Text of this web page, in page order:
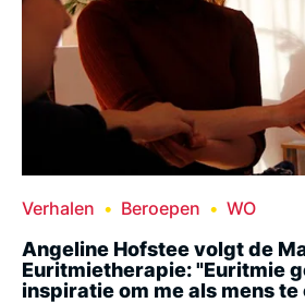
Verhalen Beroepen WO
Angeline Hofstee volgt de
Euritmietherapie: "Euritmie
inspiratie om me als mens